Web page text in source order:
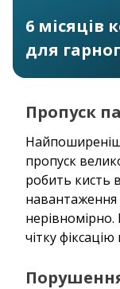
6 місяців
для
Пропуск
пропуск
робить кисть
навантаження
нерівномірно.
чітку